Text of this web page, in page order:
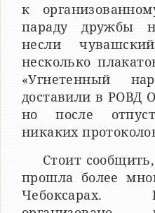
к
параду дружбы
несли
несколько
«Угнетенный
доставили в РОВД
но после
никаких
Стоит
прошла более
Чебоксарах.